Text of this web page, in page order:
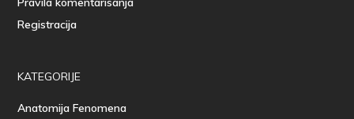
Registracija
KATEGORIJE
Anatomija Fenomena